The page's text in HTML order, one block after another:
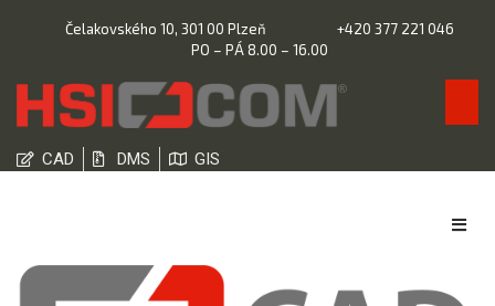
Čelakovského 10, 301 00 Plzeň
+420 377 221 046
PO – PÁ 8.00 – 16.00
CAD DMS GIS